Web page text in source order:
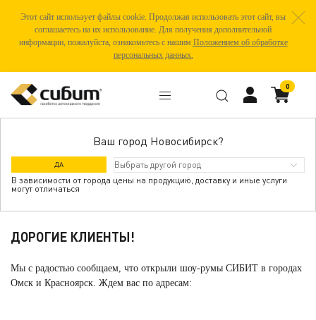
Этот сайт использует файлы cookie. Продолжая использовать этот сайт, вы
соглашаетесь на их использование. Для получения дополнительной
информации, пожалуйста, ознакомьтесь с нашим Положением об обработке
персональных данных.
Ваш город Новосибирск?
ДА
В зависимости от города цены на продукцию, доставку и иные услуги
могут отличаться
0
ШОУ-РУМЫ СИБИТ В ОМСКЕ И
КРАСНОЯРСКЕ
ДОРОГИЕ КЛИЕНТЫ!
Мы с радостью сообщаем, что открыли шоу-румы СИБИТ в городах
Омск и Красноярск. Ждем вас по адресам: